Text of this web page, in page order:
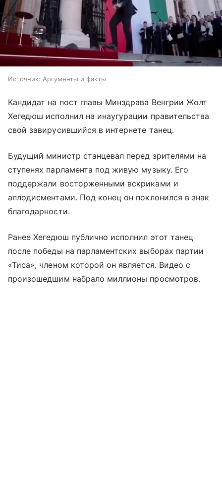
Источник: Аргументы и факты
Кандидат на пост главы Минздрава Венгрии Жолт
Хегедюш исполнил на инаугурации правительства
свой завирусившийся в интернете танец.
Будущий министр станцевал перед зрителями на
ступенях парламента под живую музыку. Его
поддержали восторженными вскриками и
аплодисментами. Под конец он поклонился в знак
благодарности.
Ранее Хегедюш публично исполнил этот танец
после победы на парламентских выборах партии
«Тиса», членом которой он является. Видео с
произошедшим набрало миллионы просмотров.